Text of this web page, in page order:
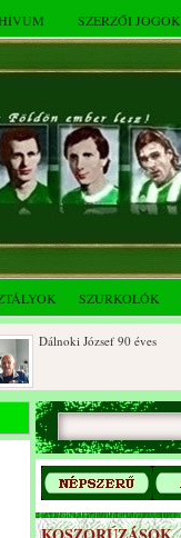
SZERZŐI JOGOK
SZURKOLÓK
Dálnoki József 90 éves